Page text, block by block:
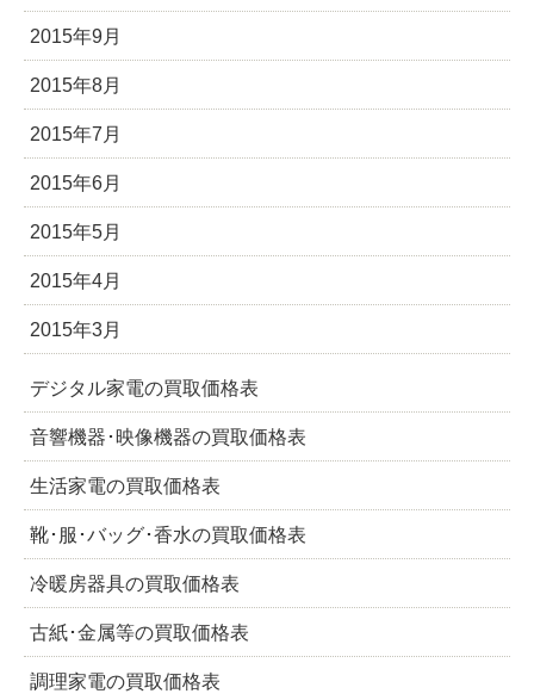
2015年9月
2015年8月
2015年7月
2015年6月
2015年5月
2015年4月
2015年3月
デジタル家電の買取価格表
音響機器･映像機器の買取価格表
生活家電の買取価格表
靴･服･バッグ･香水の買取価格表
冷暖房器具の買取価格表
古紙･金属等の買取価格表
調理家電の買取価格表